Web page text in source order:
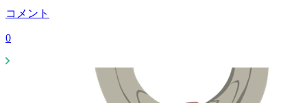
コメント
0